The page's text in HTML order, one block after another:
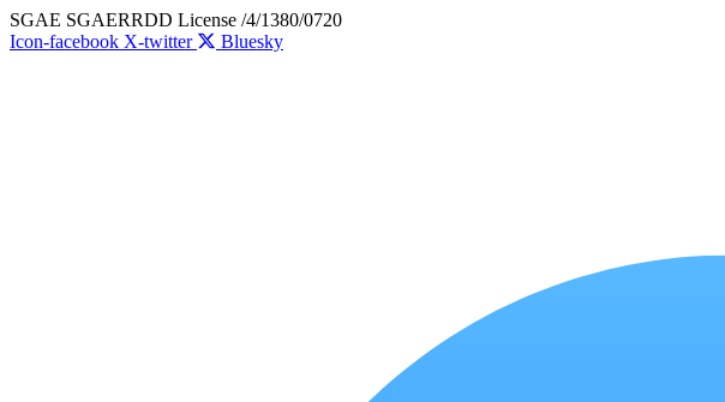
Skip
to
SGAE SGAERRDD License /4/1380/0720
Icon-facebook X-twitter Bluesky